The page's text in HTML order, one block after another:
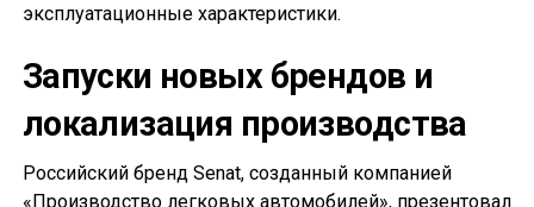
эксплуатационные характеристики.
Запуски новых брендов и
локализация производства
Российский бренд Senat, созданный компанией
«Производство легковых автомобилей», презентовал